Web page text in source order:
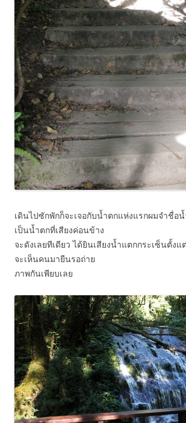
เดินไปซักพักก็จะเจอกับน้ำตกแห่งแรกผมจำชื่อ
เป็นน้ำตกที่เสียงค่อนข้าง
จะดังเลยทีเดียว ได้ยินเสียงน้ำแตกกระเซ็นตั้งแ
จะเห็นคนมายืนรอถ่าย
ภาพกันเพียบเลย